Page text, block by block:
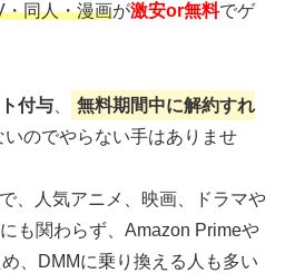
・同人・漫画が激安or無料でゲ
付与
無料期間中に解約すれ
いのでやらない手はありませ
、人気アニメ、映画、ドラマや
も関わらず、Amazon Primeや
、DMMに乗り換える人も多い